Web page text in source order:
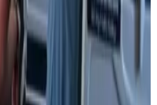
مطار نجران الدولي في
مطارات•
عن دفع رسوم إضافية